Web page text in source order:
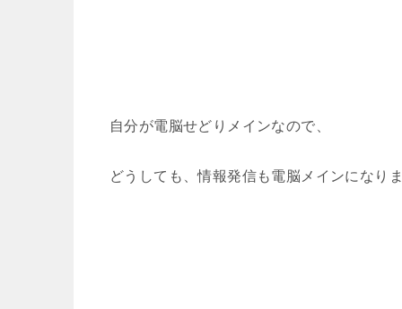
自分が電脳せどりメインなので、
どうしても、情報発信も電脳メインになり